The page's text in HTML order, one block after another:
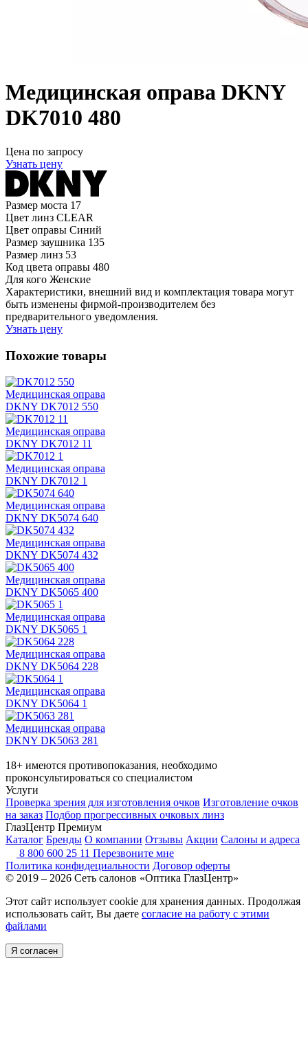
Медицинская оправа DKNY
DK7010 480
Цена по запросу
Узнать цену
Размер моста 17
Цвет линз CLEAR
Цвет оправы Синий
Размер заушника 135
Размер линз 53
Код цвета оправы 480
Для кого Женские
Характеристики, внешний вид и комплектация товара могут
быть изменены фирмой-производителем без
предварительного уведомления.
Узнать цену
Похожие товары
Медицинская оправа
DKNY DK7012 550
Медицинская оправа
DKNY DK7012 11
Медицинская оправа
DKNY DK7012 1
Медицинская оправа
DKNY DK5074 640
Медицинская оправа
DKNY DK5074 432
Медицинская оправа
DKNY DK5065 400
Медицинская оправа
DKNY DK5065 1
Медицинская оправа
DKNY DK5064 228
Медицинская оправа
DKNY DK5064 1
Медицинская оправа
DKNY DK5063 281
18+ имеются противопоказания, необходимо
проконсультироваться со специалистом
Услуги
Проверка зрения для изготовления очков Изготовление очков
на заказ Подбор прогрессивных очковых линз
ГлазЦентр Премиум
Каталог Бренды О компании Отзывы Акции Салоны и адреса
8 800 600 25 11 Перезвоните мне
Политика конфидециальности Договор оферты
© 2019 – 2026 Сеть салонов «Оптика ГлазЦентр»
Этот сайт использует cookie для хранения данных. Продолжая
использовать сайт, Вы даете согласие на работу с этими
файлами
Я согласен